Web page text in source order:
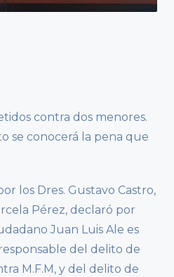
contra dos menores.
se conocerá la pena que
los Dres. Gustavo Castro,
Pérez, declaró por
Juan Luis Ale es
del delito de
M.F.M, y del delito de